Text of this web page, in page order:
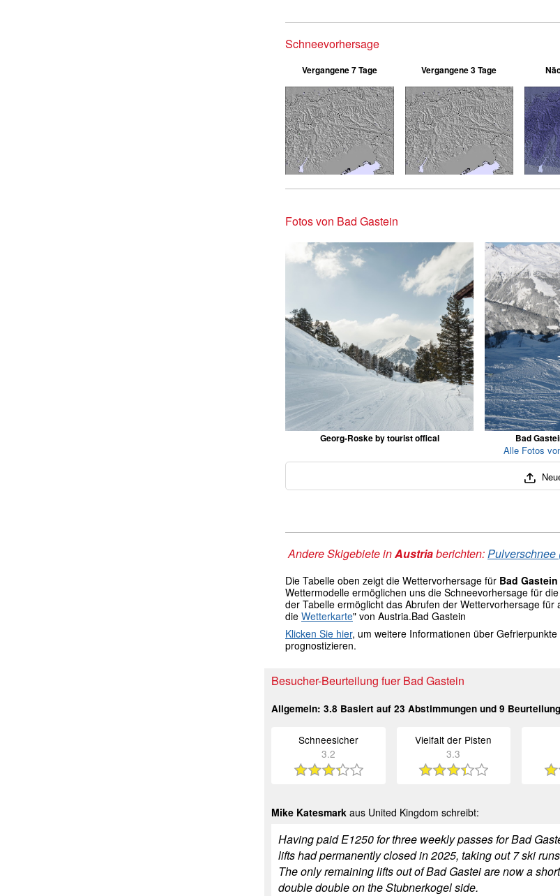
Schneevorhersage
Vergangene 7 Tage Vergangene 3 Tage
Fotos von Bad Gastein
Georg-Roske by tourist offical Bad
Alle Fotos
Andere Skigebiete inAustriaberichten:Pulverschnee
Die Tabelle oben zeigt die Wettervorhersage für Bad Gastein
Wettermodelle ermöglichen uns die Schneevorhersage für
der Tabelle ermöglicht das Abrufen der Wettervorhersage
die Wetterkarte" von Austria.Bad Gastein
Klicken Sie hier, um weitere Informationen über
prognostizieren.
Besucher-Beurteilung fuer Bad Gastein
Allgemein: 3.8 Basiert auf 23 Abstimmungen und 9
Schneesicher
3.2
Vielfalt der Pisten
3.3
Mike Katesmark aus United Kingdom schreibt:
Having paid E1250 for three weekly passes for Bad
lifts had permanently closed in 2025, taking out 7 ski
The only remaining lifts out of Bad Gastei are now a
double double on the Stubnerkogel side.